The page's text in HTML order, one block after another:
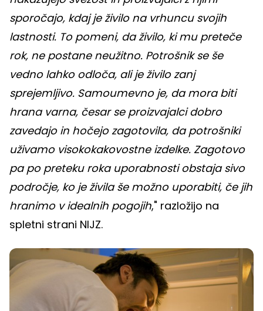
sporočajo, kdaj je živilo na vrhuncu svojih
lastnosti. To pomeni, da živilo, ki mu preteče
rok, ne postane neužitno. Potrošnik se še
vedno lahko odloča, ali je živilo zanj
sprejemljivo. Samoumevno je, da mora biti
hrana varna, česar se proizvajalci dobro
zavedajo in hočejo zagotovila, da potrošniki
uživamo visokokakovostne izdelke. Zagotovo
pa po preteku roka uporabnosti obstaja sivo
področje, ko je živila še možno uporabiti, če jih
hranimo v idealnih pogojih," razložijo na
spletni strani NIJZ.